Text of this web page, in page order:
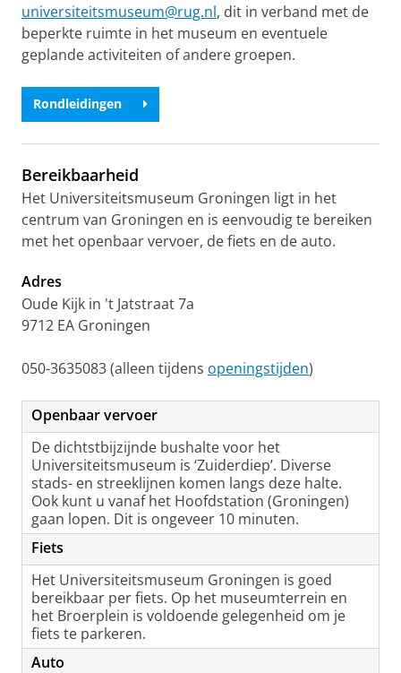
universiteitsmuseum@rug.nl, dit in verband met de
beperkte ruimte in het museum en eventuele
geplande activiteiten of andere groepen.
Rondleidingen
Bereikbaarheid
Het Universiteitsmuseum Groningen ligt in het
centrum van Groningen en is eenvoudig te bereiken
met het openbaar vervoer, de fiets en de auto.
Adres
Oude Kijk in 't Jatstraat 7a
9712 EA Groningen
050-3635083 (alleen tijdens openingstijden)
Openbaar vervoer
De dichtstbijzijnde bushalte voor het
Universiteitsmuseum is ‘Zuiderdiep’. Diverse
stads- en streeklijnen komen langs deze halte.
Ook kunt u vanaf het Hoofdstation (Groningen)
gaan lopen. Dit is ongeveer 10 minuten.
Fiets
Het Universiteitsmuseum Groningen is goed
bereikbaar per fiets. Op het museumterrein en
het Broerplein is voldoende gelegenheid om je
fiets te parkeren.
Auto